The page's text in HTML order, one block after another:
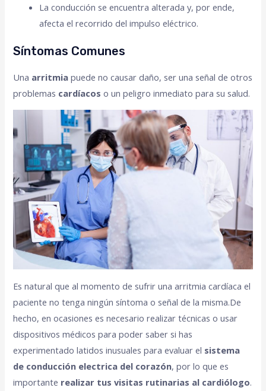
La conducción se encuentra alterada y, por ende,
afecta el recorrido del impulso eléctrico.
Síntomas Comunes
Una arritmia puede no causar daño, ser una señal de otros
problemas cardíacos o un peligro inmediato para su salud.
Es natural que al momento de sufrir una arritmia cardíaca el
paciente no tenga ningún síntoma o señal de la misma.De
hecho, en ocasiones es necesario realizar técnicas o usar
dispositivos médicos para poder saber si has
experimentado latidos inusuales para evaluar el sistema
de conducción electrica del corazón, por lo que es
importante realizar tus visitas rutinarias al cardiólogo.